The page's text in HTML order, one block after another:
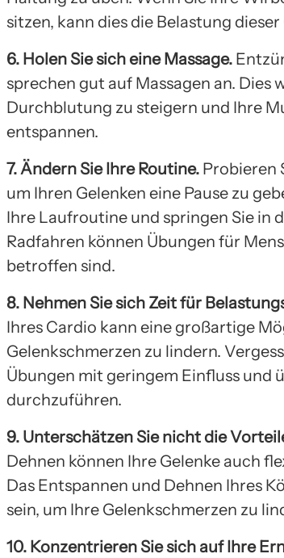
sitzen, kann dies die Belastung
6. Holen Sie sich eine Massage.
sprechen gut auf Massagen an. Dies
Durchblutung zu steigern und Ihre
entspannen.
7. Ändern Sie Ihre Routine. Probieren
um Ihren Gelenken eine Pause zu
Ihre Laufroutine und springen Sie in
Radfahren können Übungen für
betroffen sind.
8. Nehmen Sie sich Zeit für
Ihres Cardio kann eine großartige
Gelenkschmerzen zu lindern.
Übungen mit geringem Einfluss und
durchzuführen.
9. Unterschätzen Sie nicht die
Dehnen können Ihre Gelenke auch
Das Entspannen und Dehnen Ihres
sein, um Ihre Gelenkschmerzen zu
10. Konzentrieren Sie sich auf Ihre